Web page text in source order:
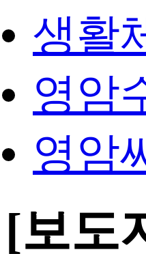
생활
영암
영암
[보도